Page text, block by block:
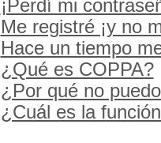
¡Perdí mi
Me registré ¡y no
Hace un tiempo
¿Qué es COPPA?
¿Por qué no
¿Cuál es la